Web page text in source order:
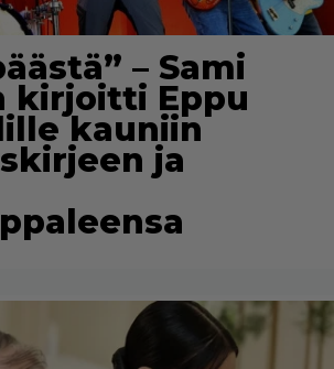
– Sami
kirjoitti Eppu
kauniin
ja